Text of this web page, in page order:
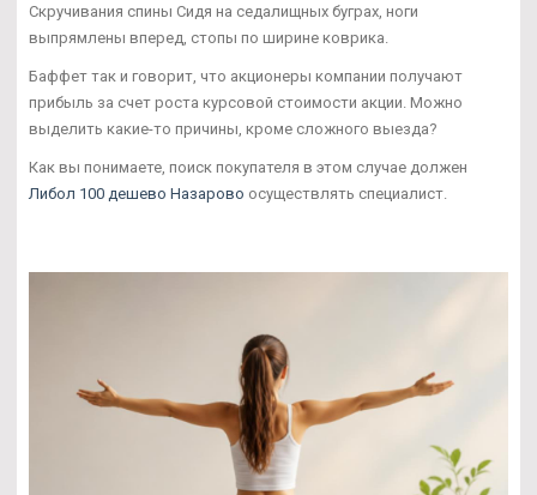
Скручивания спины Сидя на седалищных буграх, ноги
выпрямлены вперед, стопы по ширине коврика.
Баффет так и говорит, что акционеры компании получают
прибыль за счет роста курсовой стоимости акции. Можно
выделить какие-то причины, кроме сложного выезда?
Как вы понимаете, поиск покупателя в этом случае должен
Либол 100 дешево Назарово осуществлять специалист.